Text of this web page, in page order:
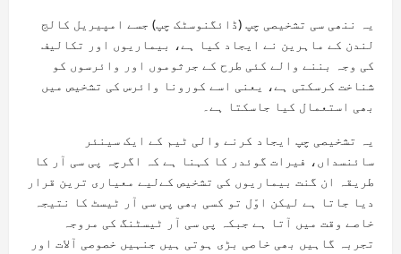
یہ ننھی سی تشخیصی چپ (ڈائگنوسٹک چپ) جسے امپیریل کالج
لندن کے ماہرین نے ایجاد کیا ہے، بیماریوں اور تکالیف
کی وجہ بننے والے کئی طرح کے جرثوموں اور وائرسوں کو
شناخت کرسکتی ہے، یعنی اسے کورونا وائرس کی تشخیص میں
بھی استعمال کیا جاسکتا ہے۔
یہ تشخیصی چپ ایجاد کرنے والی ٹیم کے ایک سینئر
سائنسداں، فیرات گوئدر کا کہنا ہے کہ اگرچہ پی سی آر کا
طریقہ ان گنت بیماریوں کی تشخیص کےلیے معیاری ترین قرار
دیا جاتا ہے لیکن اوّل تو کسی بھی پی سی آر ٹیسٹ کا نتیجہ
خاصے وقت میں آتا ہے جبکہ پی سی آر ٹیسٹنگ کی مروجہ
تجربہ گاہیں بھی خاصی بڑی ہوتی ہیں جنہیں خصوصی آلات اور